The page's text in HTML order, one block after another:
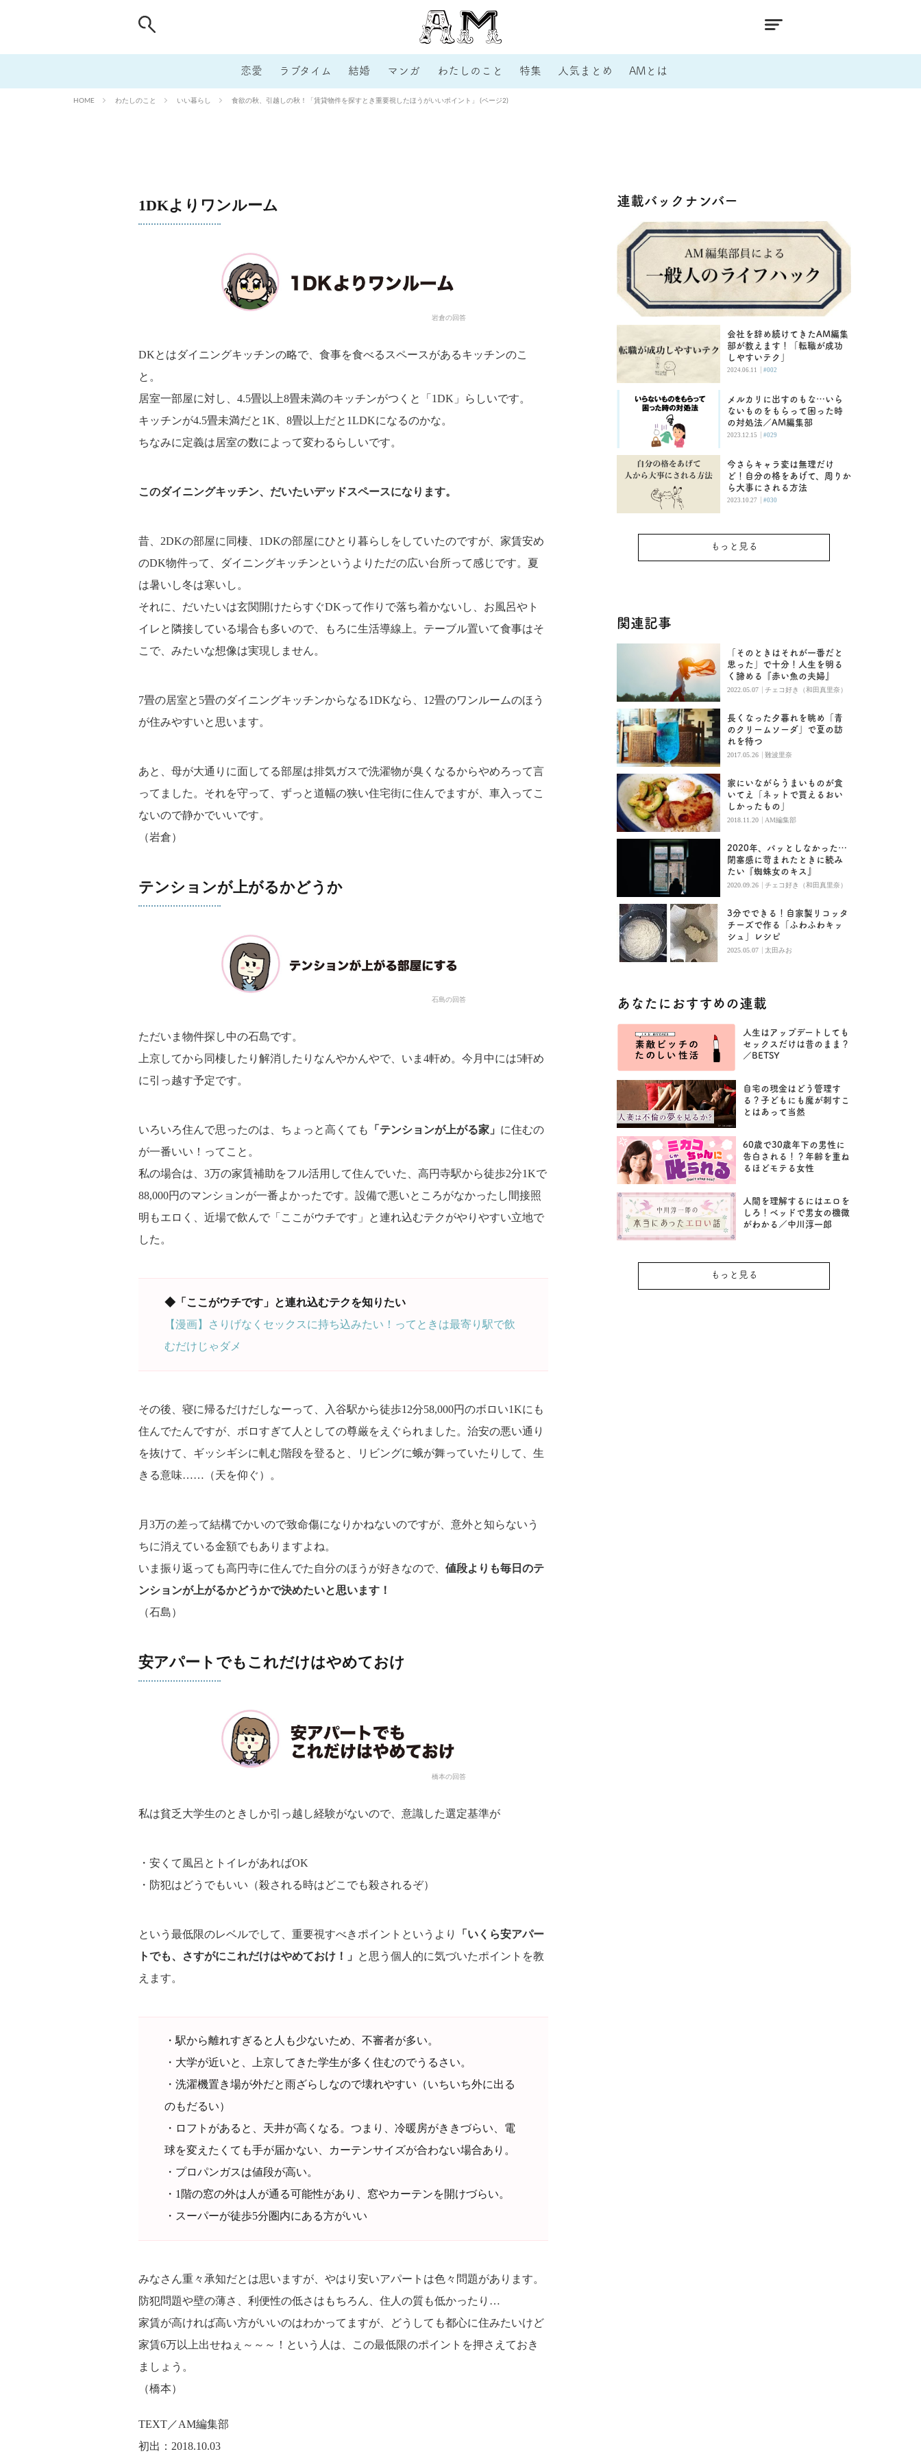
恋愛 ラブタイム 結婚 マンガ わたしのこと 特集 人気まとめ AMとは
HOME わたしのこと いい暮らし 食欲の秋、引越しの秋！「賃貸物件を探すとき重要視したほうがいいポイント」 (ページ2)
1DKよりワンルーム
岩倉の回答
DKとはダイニングキッチンの略で、食事を食べるスペースがあるキッチンのこ
と。
居室一部屋に対し、4.5畳以上8畳未満のキッチンがつくと「1DK」らしいです。
キッチンが4.5畳未満だと1K、8畳以上だと1LDKになるのかな。
ちなみに定義は居室の数によって変わるらしいです。
このダイニングキッチン、だいたいデッドスペースになります。
昔、2DKの部屋に同棲、1DKの部屋にひとり暮らしをしていたのですが、家賃安め
のDK物件って、ダイニングキッチンというよりただの広い台所って感じです。夏
は暑いし冬は寒いし。
それに、だいたいは玄関開けたらすぐDKって作りで落ち着かないし、お風呂やト
イレと隣接している場合も多いので、もろに生活導線上。テーブル置いて食事はそ
こで、みたいな想像は実現しません。
7畳の居室と5畳のダイニングキッチンからなる1DKなら、12畳のワンルームのほう
が住みやすいと思います。
あと、母が大通りに面してる部屋は排気ガスで洗濯物が臭くなるからやめろって言
ってました。それを守って、ずっと道幅の狭い住宅街に住んでますが、車入ってこ
ないので静かでいいです。
（岩倉）
テンションが上がるかどうか
石島の回答
ただいま物件探し中の石島です。
上京してから同棲したり解消したりなんやかんやで、いま4軒め。今月中には5軒め
に引っ越す予定です。
いろいろ住んで思ったのは、ちょっと高くても 「テンションが上がる家」 に住むの
が一番いい！ってこと。
私の場合は、3万の家賃補助をフル活用して住んでいた、高円寺駅から徒歩2分1Kで
88,000円のマンションが一番よかったです。設備で悪いところがなかったし間接照
明もエロく、近場で飲んで「ここがウチです」と連れ込むテクがやりやすい立地で
した。
◆「ここがウチです」と連れ込むテクを知りたい
【漫画】さりげなくセックスに持ち込みたい！ってときは最寄り駅で飲
むだけじゃダメ
その後、寝に帰るだけだしなーって、入谷駅から徒歩12分58,000円のボロい1Kにも
住んでたんですが、ボロすぎて人としての尊厳をえぐられました。治安の悪い通り
を抜けて、ギッシギシに軋む階段を登ると、リビングに蛾が舞っていたりして、生
きる意味……（天を仰ぐ）。
月3万の差って結構でかいので致命傷になりかねないのですが、意外と知らないう
ちに消えている金額でもありますよね。
いま振り返っても高円寺に住んでた自分のほうが好きなので、 値段よりも毎日のテ
ンションが上がるかどうかで決めたいと思います！
（石島）
安アパートでもこれだけはやめておけ
橋本の回答
私は貧乏大学生のときしか引っ越し経験がないので、意識した選定基準が
・安くて風呂とトイレがあればOK
・防犯はどうでもいい（殺される時はどこでも殺されるぞ）
という最低限のレベルでして、重要視すべきポイントというより
「いくら安アパー
トでも、さすがにこれだけはやめておけ！」
と思う個人的に気づいたポイントを教
えます。
・駅から離れすぎると人も少ないため、不審者が多い。
・大学が近いと、上京してきた学生が多く住むのでうるさい。
・洗濯機置き場が外だと雨ざらしなので壊れやすい（いちいち外に出る
のもだるい）
・ロフトがあると、天井が高くなる。つまり、冷暖房がききづらい、電
球を変えたくても手が届かない、カーテンサイズが合わない場合あり。
・プロパンガスは値段が高い。
・1階の窓の外は人が通る可能性があり、窓やカーテンを開けづらい。
・スーパーが徒歩5分圏内にある方がいい
みなさん重々承知だとは思いますが、やはり安いアパートは色々問題があります。
防犯問題や壁の薄さ、利便性の低さはもちろん、住人の質も低かったり…
家賃が高ければ高い方がいいのはわかってますが、どうしても都心に住みたいけど
家賃6万以上出せねぇ～～～！という人は、この最低限のポイントを押さえておき
ましょう。
（橋本）
TEXT／AM編集部
初出：2018.10.03
連載バックナンバー
会社を辞め続けてきたAM編集
部が教えます！「転職が成功
しやすいテク」
2024.06.11 | #002
メルカリに出すのもな…いら
ないものをもらって困った時
の対処法／AM編集部
2023.12.15 | #029
今さらキャラ変は無理だけ
ど！自分の格をあげて、周りか
ら大事にされる方法
2023.10.27 | #030
もっと見る
関連記事
「そのときはそれが一番だと
思った」で十分！人生を明る
く諦める『赤い魚の夫婦』
2022.05.07 | チェコ好き（和田真里奈）
長くなった夕暮れを眺め「青
のクリームソーダ」で夏の訪
れを待つ
2017.05.26 | 難波里奈
家にいながらうまいものが食
いてえ「ネットで買えるおい
しかったもの」
2018.11.20 | AM編集部
2020年、パッとしなかった…
閉塞感に苛まれたときに読み
たい『蜘蛛女のキス』
2020.09.26 | チェコ好き（和田真里奈）
3分でできる！自家製リコッタ
チーズで作る「ふわふわキッ
シュ」レシピ
2025.05.07 | 太田みお
あなたにおすすめの連載
人生はアップデートしても
セックスだけは昔のまま？
／BETSY
自宅の現金はどう管理す
る？子どもにも魔が刺すこ
とはあって当然
60歳で30歳年下の男性に
告白される！？年齢を重ね
るほどモテる女性
人間を理解するにはエロを
しろ！ベッドで男女の機微
がわかる／中川淳一郎
もっと見る